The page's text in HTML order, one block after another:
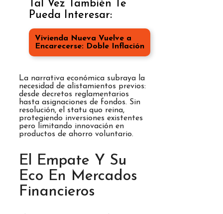
Tal Vez También Te
Pueda Interesar:
Vivienda Nueva Vuelve a
Encarecerse: Doble Inflación
La narrativa económica subraya la
necesidad de alistamientos previos:
desde decretos reglamentarios
hasta asignaciones de fondos. Sin
resolución, el statu quo reina,
protegiendo inversiones existentes
pero limitando innovación en
productos de ahorro voluntario.
El Empate Y Su
Eco En Mercados
Financieros